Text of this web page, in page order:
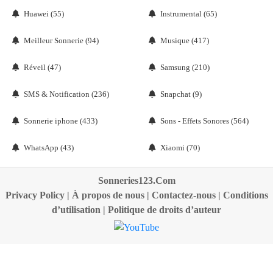
Huawei (55) Instrumental (65)
Meilleur Sonnerie (94) Musique (417)
Réveil (47) Samsung (210)
SMS & Notification (236) Snapchat (9)
Sonnerie iphone (433) Sons - Effets Sonores (564)
WhatsApp (43) Xiaomi (70)
Sonneries123.Com
Privacy Policy| À propos de nous| Contactez-nous| Conditions
d’utilisation | Politique de droits d’auteur